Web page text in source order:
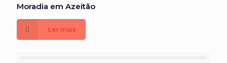
Moradia em Azeitão
Ler mais